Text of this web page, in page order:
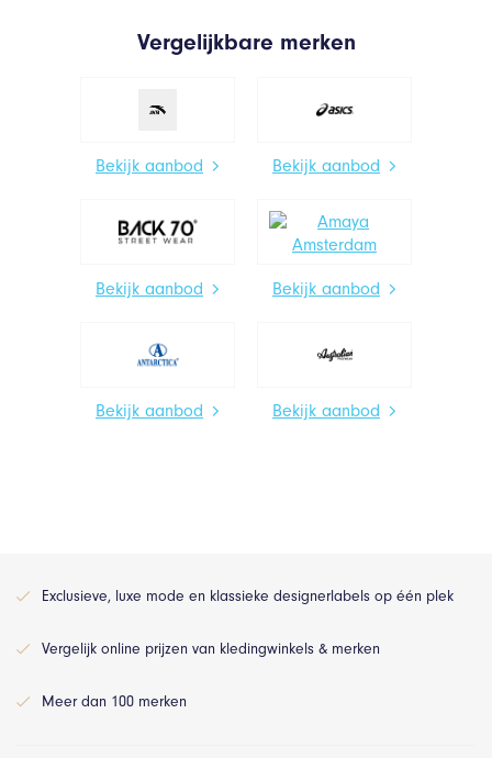
Vergelijkbare merken
Bekijk aanbod Bekijk aanbod
Bekijk aanbod Bekijk aanbod
Bekijk aanbod Bekijk aanbod
Exclusieve, luxe mode en klassieke designerlabels op één plek
Vergelijk online prijzen van kledingwinkels & merken
Meer dan 100 merken